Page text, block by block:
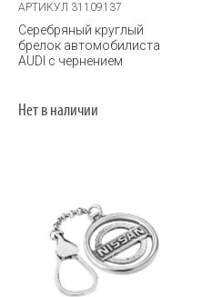
АРТИКУЛ 31109137
Серебряный круглый
брелок автомобилиста
AUDI с чернением
Нет в наличии